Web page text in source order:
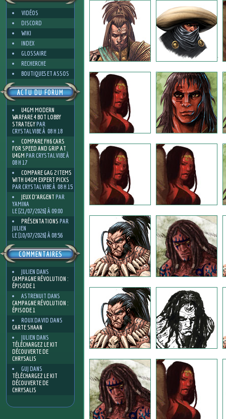
VIDÉOS
DISCORD
WIKI
INDEX
GLOSSAIRE
RECHERCHE
BOUTIQUES ET ASSOS
ACTU DU FORUM
U4GM MODERN
WARFARE 4 BOT LOBBY
STRATEGYPAR
CRYSTALVIBE À 08 H 18
COMPARE FH6 CARS
FOR SPEED AND GRIP AT
U4GM PAR CRYSTALVIBE À
08 H 17
COMPARE GAG 2 ITEMS
WITH U4GM EXPERT PICKS
PAR CRYSTALVIBE À 08 H 15
JEUX D'ARGENT PAR
YAMINA
LE [21/07/2026] À 09:00
PRÉSENTATIONS PAR
JULIEN
LE [10/07/2026] À 08:56
COMMENTAIRES
JULIEN DANS
CAMPAGNE RÉVOLUTION :
ÉPISODE 1
ASTRENUIT DANS
CAMPAGNE RÉVOLUTION :
ÉPISODE 1
ROUX DAVID DANS
CARTE SHAAN
JULIEN DANS
TÉLÉCHARGEZ LE KIT
DÉCOUVERTE DE
CHRYSALIS
GUJ DANS
TÉLÉCHARGEZ LE KIT
DÉCOUVERTE DE
CHRYSALIS
1